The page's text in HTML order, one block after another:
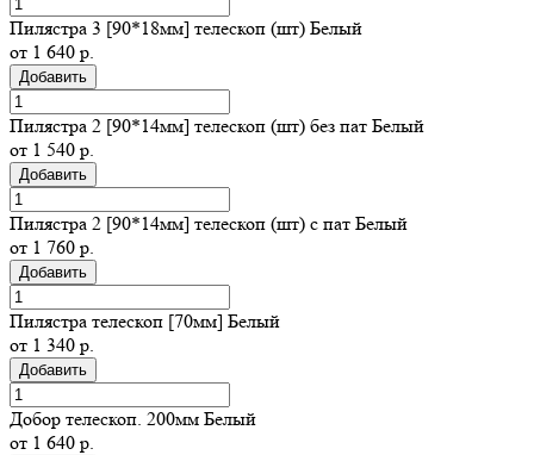
Пилястра 3 [90*18мм] телескоп (шт) Белый
от 1 640 р.
Добавить
Пилястра 2 [90*14мм] телескоп (шт) без пат Белый
от 1 540 р.
Добавить
Пилястра 2 [90*14мм] телескоп (шт) с пат Белый
от 1 760 р.
Добавить
Пилястра телескоп [70мм] Белый
от 1 340 р.
Добавить
Добор телескоп. 200мм Белый
от 1 640 р.